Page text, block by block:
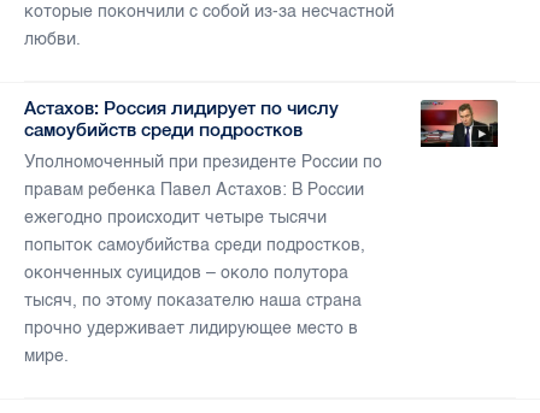
которые покончили с собой из-за несчастной
любви.
Астахов: Россия лидирует по числу
самоубийств среди подростков
Уполномоченный при президенте России по
правам ребенка Павел Астахов: В России
ежегодно происходит четыре тысячи
попыток самоубийства среди подростков,
оконченных суицидов – около полутора
тысяч, по этому показателю наша страна
прочно удерживает лидирующее место в
мире.